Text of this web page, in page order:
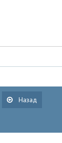
Назад